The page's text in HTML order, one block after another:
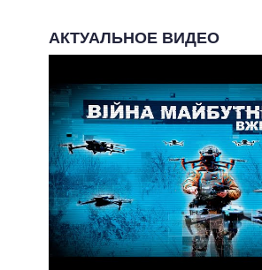
АКТУАЛЬНОЕ ВИДЕО